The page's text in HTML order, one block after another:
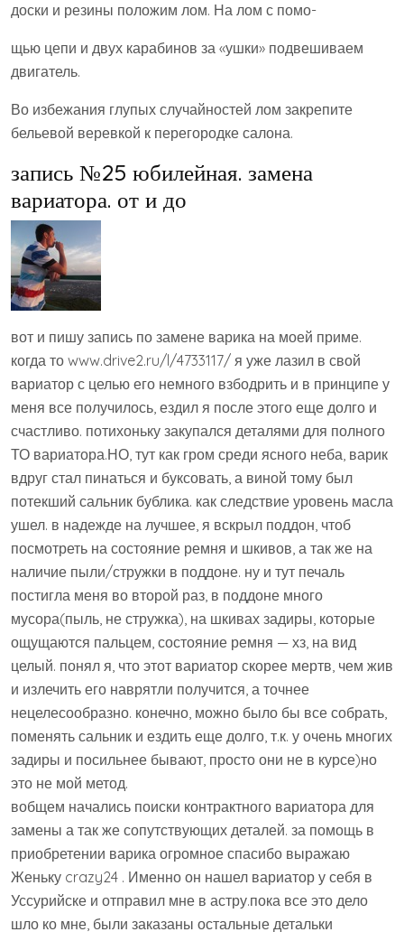
доски и резины положим лом. На лом с помо-
щью цепи и двух карабинов за «ушки» подвешиваем
двигатель.
Во избежания глупых случайностей лом закрепите
бельевой веревкой к перегородке салона.
запись №25 юбилейная. замена
вариатора. от и до
вот и пишу запись по замене варика на моей приме.
когда то www.drive2.ru/l/4733117/ я уже лазил в свой
вариатор с целью его немного взбодрить и в принципе у
меня все получилось, ездил я после этого еще долго и
счастливо. потихоньку закупался деталями для полного
ТО вариатора.НО, тут как гром среди ясного неба, варик
вдруг стал пинаться и буксовать, а виной тому был
потекший сальник бублика. как следствие уровень масла
ушел. в надежде на лучшее, я вскрыл поддон, чтоб
посмотреть на состояние ремня и шкивов, а так же на
наличие пыли/стружки в поддоне. ну и тут печаль
постигла меня во второй раз, в поддоне много
мусора(пыль, не стружка), на шкивах задиры, которые
ощущаются пальцем, состояние ремня — хз, на вид
целый. понял я, что этот вариатор скорее мертв, чем жив
и излечить его наврятли получится, а точнее
нецелесообразно. конечно, можно было бы все собрать,
поменять сальник и ездить еще долго, т.к. у очень многих
задиры и посильнее бывают, просто они не в курсе)но
это не мой метод.
вобщем начались поиски контрактного вариатора для
замены а так же сопутствующих деталей. за помощь в
приобретении варика огромное спасибо выражаю
Женьку crazy24 . Именно он нашел вариатор у себя в
Уссурийске и отправил мне в астру.пока все это дело
шло ко мне, были заказаны остальные детальки